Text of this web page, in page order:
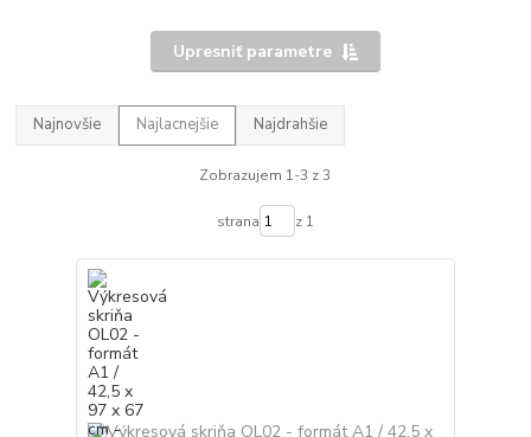
Upresniť parametre
Najnovšie Najlacnejšie Najdrahšie
Zobrazujem 1-3 z 3
strana z 1